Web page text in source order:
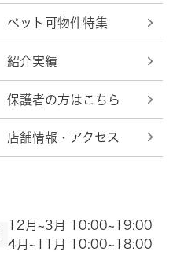
ペット可物件特集
紹介実績
保護者の方はこちら
店舗情報・アクセス
12月~3月 10:00~19:00
4月~11月 10:00~18:00